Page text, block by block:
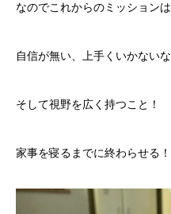
なのでこれからのミッション
自信が無い、上手くいかない
そして視野を広く持つこと！
家事を寝るまでに終わらせる！